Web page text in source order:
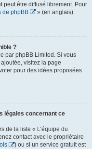
peut être diffusé librement. Pour
de phpBB » (en anglais).
?
par phpBB Limited. Si vous
visitez la page
pour des idées proposées
légales concernant ce
de la liste « L’équipe du
contact avec le propriétaire
) ou si un service gratuit est